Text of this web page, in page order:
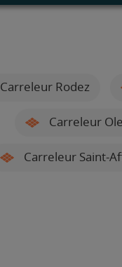
Carreleur Rodez
Carreleur
Carreleur Saint-